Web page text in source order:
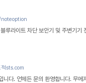
루라이트 차단 보안기 및 주변기기
sts.com
니다. 언제든 문의 환영합니다. 무메